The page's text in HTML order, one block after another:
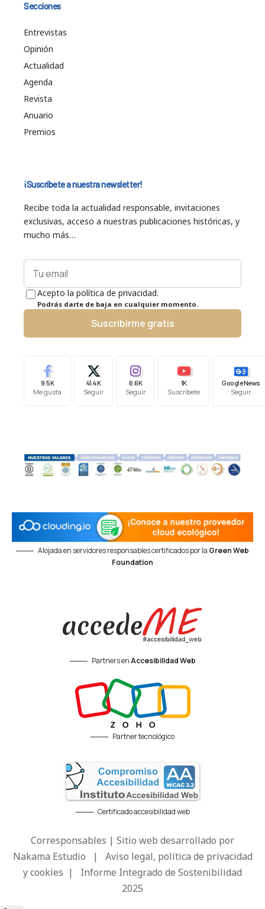
Secciones
Entrevistas
Opinión
Actualidad
Agenda
Revista
Anuario
Premios
¡Suscríbete a nuestra newsletter!
Recibe toda la actualidad responsable, invitaciones
exclusivas, acceso a nuestras publicaciones históricas, y
mucho más…
Acepto la política de privacidad.
Podrás darte de baja en cualquier momento.
Suscribirme gratis
9.5K
Me gusta
41.4K
Seguir
6.6K
Seguir
1K
Suscríbete
Google News
Seguir
Alojada en servidores responsables certificados por la Green Web
Foundation
Partners enAccesibilidad Web
Partner tecnológico
Certificado accesibilidad web
Corresponsables | Sitio web desarrollado por
Nakama Estudio | Aviso legal, política de privacidad
y cookies | Informe Integrado de Sostenibilidad
2025